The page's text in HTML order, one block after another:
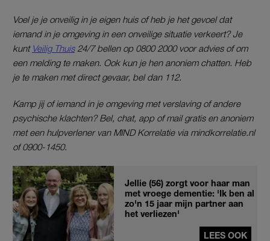
Voel je je onveilig in je eigen huis of heb je het gevoel dat
iemand in je omgeving in een onveilige situatie verkeert? Je
kunt Veilig Thuis24/7 bellen op 0800 2000 voor advies of om
een melding te maken. Ook kun je hen anoniem chatten. Heb
je te maken met direct gevaar, bel dan 112.
Kamp jij of iemand in je omgeving met verslaving of andere
psychische klachten? Bel, chat, app of mail gratis en anoniem
met een hulpverlener van MIND Korrelatie via mindkorrelatie.nl
of 0900-1450.
Jellie (56) zorgt voor haar man
met vroege dementie: 'Ik ben al
zo'n 15 jaar mijn partner aan
het verliezen'
LEES OOK